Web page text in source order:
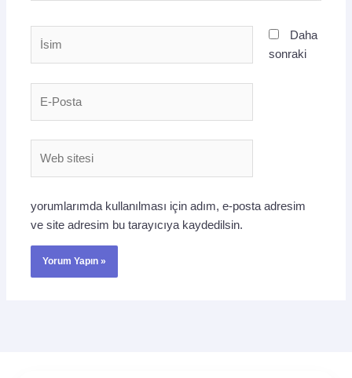
Daha
sonraki
yorumlarımda kullanılması için adım, e-posta adresim
ve site adresim bu tarayıcıya kaydedilsin.